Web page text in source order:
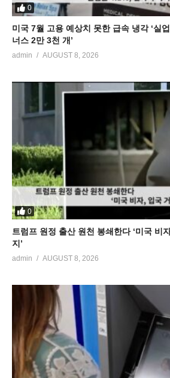
0
미국 7월 고용 예상치 못한 급속 냉각 ‘실
너스 2만 3천 개’
admin AUGUST 8, 2026
0
트럼프 원정 출산 원천 봉쇄한다 ‘미국 비
지’
admin AUGUST 8, 2026